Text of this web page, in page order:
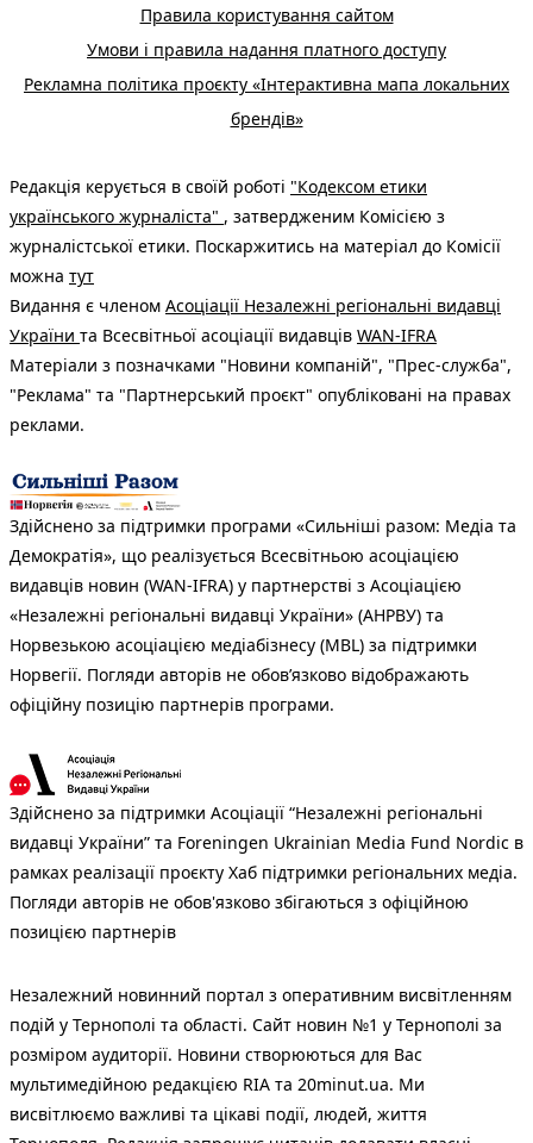
Правила користування сайтом
Умови і правила надання платного доступу
Рекламна політика проєкту «Інтерактивна мапа локальних
брендів»
Редакція керується в своїй роботі "Кодексом етики
українського журналіста" , затвердженим Комісією з
журналістської етики. Поскаржитись на матеріал до Комісії
можна тут
Видання є членом Асоціації Незалежні регіональні видавці
України та Всесвітньої асоціації видавців WAN-IFRA
Матеріали з позначками "Новини компаній", "Прес-служба",
"Реклама" та "Партнерський проєкт" опубліковані на правах
реклами.
Здійснено за підтримки програми «Сильніші разом: Медіа та
Демократія», що реалізується Всесвітньою асоціацією
видавців новин (WAN-IFRA) у партнерстві з Асоціацією
«Незалежні регіональні видавці України» (АНРВУ) та
Норвезькою асоціацією медіабізнесу (MBL) за підтримки
Норвегії. Погляди авторів не обов’язково відображають
офіційну позицію партнерів програми.
Здійснено за підтримки Асоціації “Незалежні регіональні
видавці України” та Foreningen Ukrainian Media Fund Nordic в
рамках реалізації проєкту Хаб підтримки регіональних медіа.
Погляди авторів не обов'язково збігаються з офіційною
позицією партнерів
Незалежний новинний портал з оперативним висвітленням
подій у Тернополі та області. Сайт новин №1 у Тернополі за
розміром аудиторії. Новини створюються для Вас
мультимедійною редакцією RIA та 20minut.ua. Ми
висвітлюємо важливі та цікаві події, людей, життя